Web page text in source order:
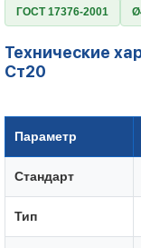
ГОСТ 17376-2001
Технические
Ст20
Параметр
Стандарт
Тип